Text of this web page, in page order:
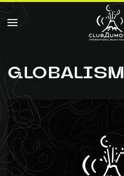
Ir al contenido principal
GLOBALISM